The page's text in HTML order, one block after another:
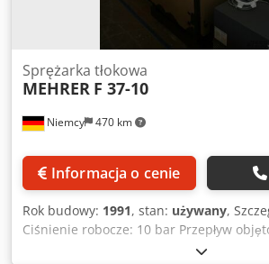
Niemcy 470 km
Sprężarka tłokowa
MEHRER F 37-10
Informacja o cenie
Rok budowy: 1991, stan: używany,
Ciśnienie robocze: 10 bar Przepływ
l/min Moc silnika: 37 kW Napięcie